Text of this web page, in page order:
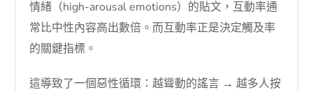
情緒（high-arousal emotions）的貼文，互動率通
常比中性內容高出數倍。而互動率正是決定觸及率
的關鍵指標。
這導致了一個惡性循環：越聳動的謠言 → 越多人按